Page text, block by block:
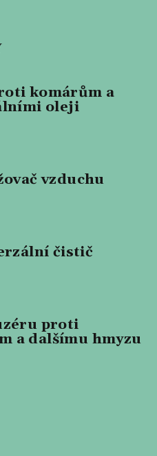
komárům a
oleji
vzduchu
čistič
proti
a dalšímu hmyzu